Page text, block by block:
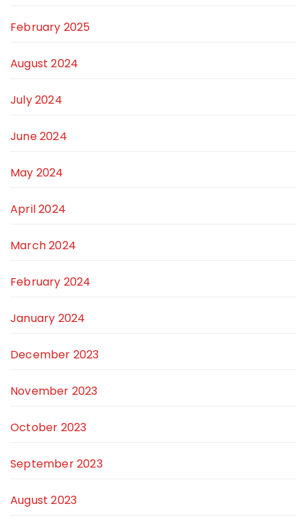
February 2025
August 2024
July 2024
June 2024
May 2024
April 2024
March 2024
February 2024
January 2024
December 2023
November 2023
October 2023
September 2023
August 2023